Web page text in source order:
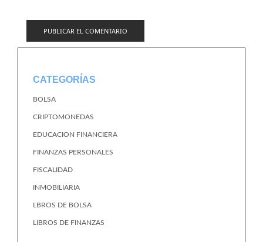
CATEGORÍAS
BOLSA
CRIPTOMONEDAS
EDUCACION FINANCIERA
FINANZAS PERSONALES
FISCALIDAD
INMOBILIARIA
LBROS DE BOLSA
LIBROS DE FINANZAS